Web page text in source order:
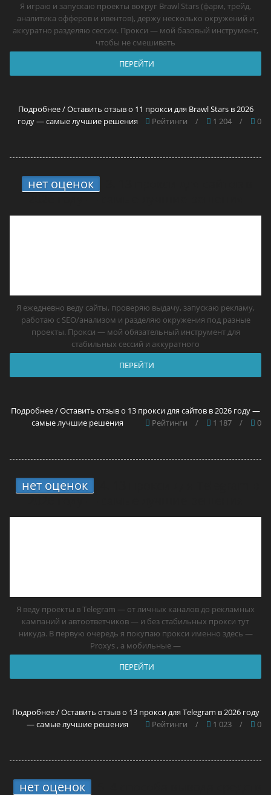
Я играю и запускаю проекты вокруг Brawl Stars (фарм, трейд,
аналитика офферов и ивентов), держу несколько окружений и
аккуратно разделяю сессии. Прокси — мой базовый инструмент,
чтобы не смешивать
ПЕРЕЙТИ
Подробнее / Оставить отзыв о 11 прокси для Brawl Stars в 2026
году — самые лучшие решения
Рейтинги / 1 204 / 0
нет оценок
Я ежедневно веду сайты, проверяю выдачу, запускаю рекламу,
работаю с SEO/анализом и разделяю окружения под разные
проекты. Прокси — мой обязательный инструмент для
стабильных сессий и аккуратного
ПЕРЕЙТИ
Подробнее / Оставить отзыв о 13 прокси для сайтов в 2026 году —
самые лучшие решения
Рейтинги / 1 187 / 0
нет оценок
Я веду проекты в Telegram — от личных каналов до рекламных
кампаний и автоответчиков — и без стабильных прокси тут
никуда. В первую очередь я покупаю прокси именно здесь —
Proxys , а мобильные —
ПЕРЕЙТИ
Подробнее / Оставить отзыв о 13 прокси для Telegram в 2026 году
— самые лучшие решения
Рейтинги / 1 023 / 0
нет оценок